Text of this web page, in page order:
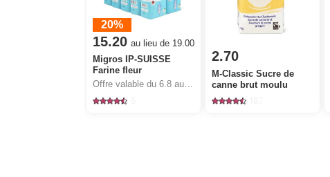
20%
15.20 au lieu de 19.00
Migros IP-SUISSE
Farine fleur
Offre valable du 6.8 au 12.8.2026, jusqu’à épuisement du stock.
2.70
M-Classic Sucre de
canne brut moulu